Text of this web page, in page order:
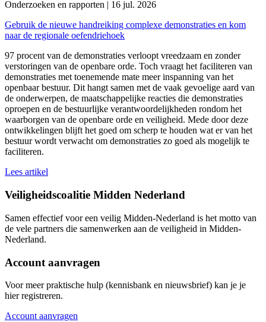
Onderzoeken en rapporten | 16 jul. 2026
Gebruik de nieuwe handreiking complexe demonstraties en kom
naar de regionale oefendriehoek
97 procent van de demonstraties verloopt vreedzaam en zonder
verstoringen van de openbare orde. Toch vraagt het faciliteren van
demonstraties met toenemende mate meer inspanning van het
openbaar bestuur. Dit hangt samen met de vaak gevoelige aard van
de onderwerpen, de maatschappelijke reacties die demonstraties
oproepen en de bestuurlijke verantwoordelijkheden rondom het
waarborgen van de openbare orde en veiligheid. Mede door deze
ontwikkelingen blijft het goed om scherp te houden wat er van het
bestuur wordt verwacht om demonstraties zo goed als mogelijk te
faciliteren.
Lees artikel
Veiligheidscoalitie Midden Nederland
Samen effectief voor een veilig Midden-Nederland is het motto van
de vele partners die samenwerken aan de veiligheid in Midden-
Nederland.
Account aanvragen
Voor meer praktische hulp (kennisbank en nieuwsbrief) kan je je
hier registreren.
Account aanvragen